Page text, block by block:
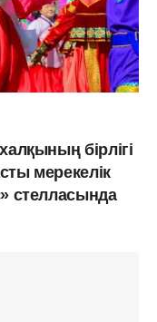
бірлігі
мерекелік
стелласында